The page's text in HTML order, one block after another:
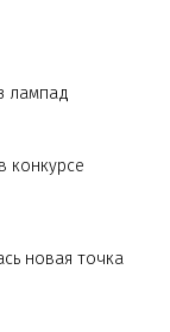
лампад
конкурсе
новая точка